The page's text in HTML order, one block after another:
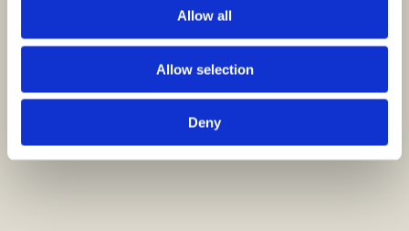
Allow all
Allow selection
Deny